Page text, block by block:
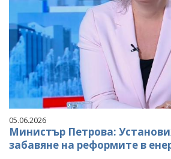
05.06.2026
Министър Петрова:
забавяне на реформите в